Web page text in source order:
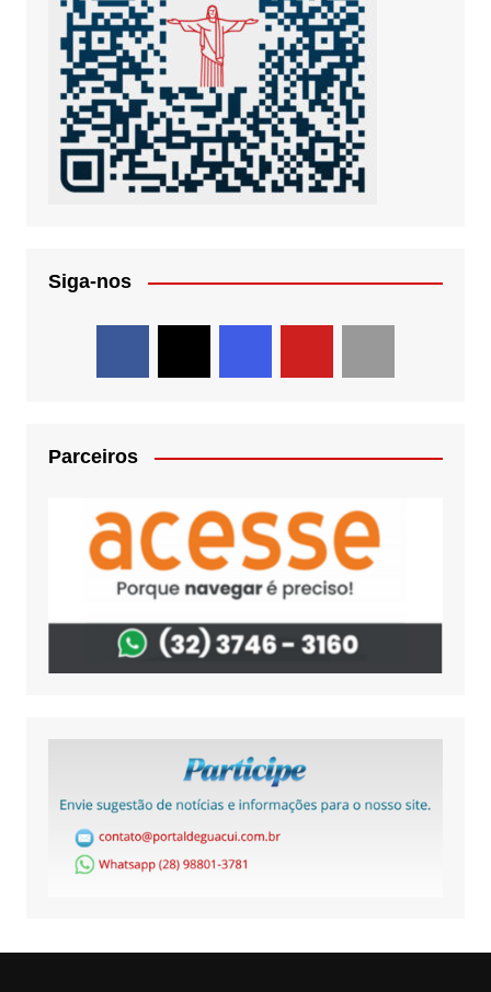
Siga-nos
Parceiros